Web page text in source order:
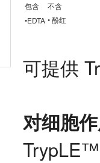
包含
不含
•EDTA • 酚红
可提供
对细胞